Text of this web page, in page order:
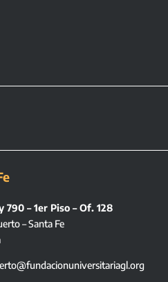
790 – 1er Piso – Of. 128
– Santa Fe